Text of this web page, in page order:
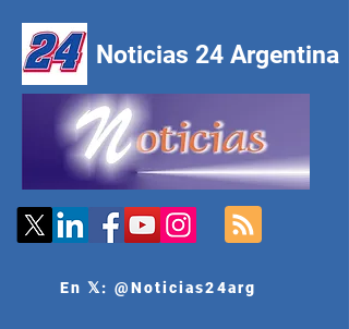
Noticias 24 Argentina
En 𝕏: @Noticias24arg